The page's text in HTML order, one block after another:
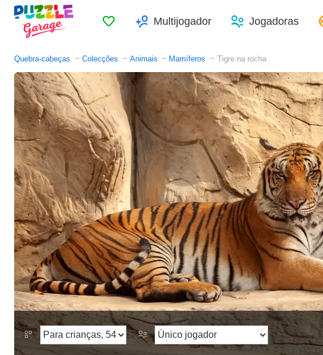
FavoritosMultijogador Jogadoras
Quebra-cabeças Colecções Animais Mamíferos Tigre na rocha